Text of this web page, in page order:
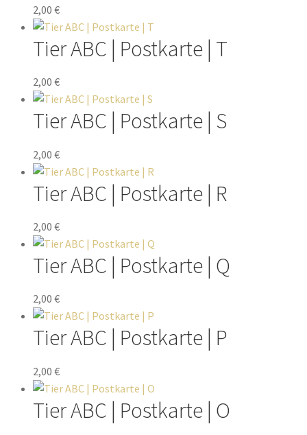
2,00 €
Tier ABC | Postkarte | T
2,00 €
Tier ABC | Postkarte | S
2,00 €
Tier ABC | Postkarte | R
2,00 €
Tier ABC | Postkarte | Q
2,00 €
Tier ABC | Postkarte | P
2,00 €
Tier ABC | Postkarte | O